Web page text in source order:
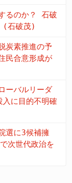
るのか？ 石破
(石破茂)
炭素推進の予
民合意形成が
ーバルリーダ
に目的不明確
選に3候補擁
次世代政治を